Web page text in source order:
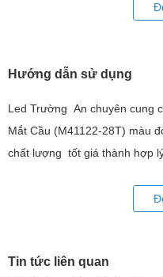
Sản phẩm phù hợp cho các
C30T-3-12V) quý khách vui
Trường An để được tư vấn hỗ
Hướng dẫn sử dụng
Led Trường An chuyên cung
Mắt Cầu (M41122-28T) màu
chất lượng tốt giá thành hợp
Tin tức liên quan